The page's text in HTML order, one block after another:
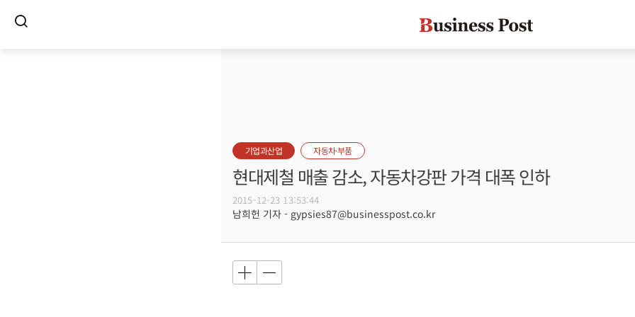
기업과산업 자동차·부품
현대제철 매출 감소, 자동차강판 가격 대폭 인하
2015-12-23 13:53:44
남희헌 기자 - gypsies87@businesspost.co.kr